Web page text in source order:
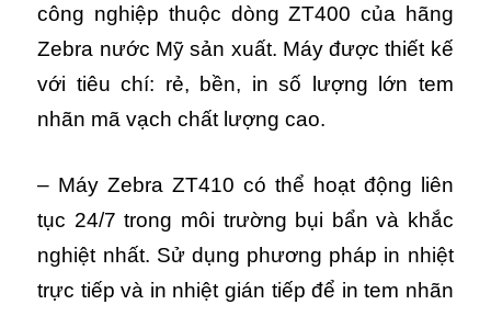
công nghiệp thuộc dòng ZT400 của hãng
Zebra nước Mỹ sản xuất. Máy được thiết kế
với tiêu chí: rẻ, bền, in số lượng lớn tem
nhãn mã vạch chất lượng cao.
– Máy Zebra ZT410 có thể hoạt động liên
tục 24/7 trong môi trường bụi bẩn và khắc
nghiệt nhất. Sử dụng phương pháp in nhiệt
trực tiếp và in nhiệt gián tiếp để in tem nhãn